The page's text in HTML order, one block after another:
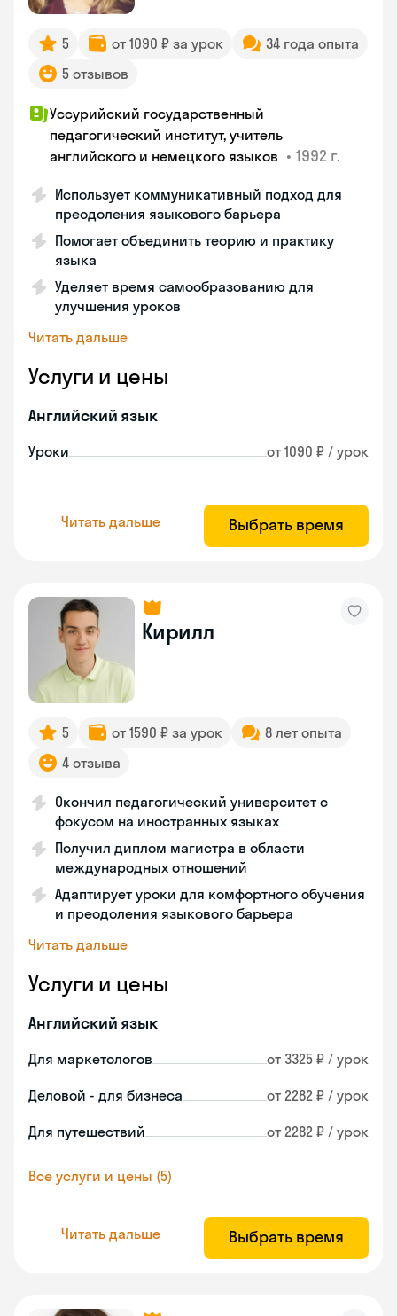
5 от 1090 ₽ за урок
34 года опыта
5 отзывов
Уссурийский государственный
педагогический институт, учитель
английского и немецкого языков • 1992 г.
Использует коммуникативный подход для
преодоления языкового барьера
Помогает объединить теорию и практику
языка
Уделяет время самообразованию для
улучшения уроков
Читать дальше
Услуги и цены
Английский язык
Уроки от 1090 ₽ / урок
Читать дальше Выбрать время
Кирилл
5 от 1590 ₽ за урок
8 лет опыта
4 отзыва
Окончил педагогический университет с
фокусом на иностранных языках
Получил диплом магистра в области
международных отношений
Адаптирует уроки для комфортного обучения
и преодоления языкового барьера
Читать дальше
Услуги и цены
Английский язык
Для маркетологов от 3325 ₽ / урок
Деловой - для бизнеса от 2282 ₽ / урок
Для путешествий от 2282 ₽ / урок
Все услуги и цены (5)
Читать дальше Выбрать время